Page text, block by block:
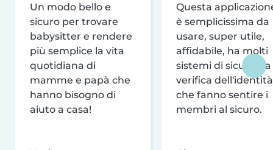
Un modo bello e
sicuro per trovare
babysitter e rendere
più semplice la vita
quotidiana di
mamme e papà che
hanno bisogno di
aiuto a casa!
Questa
è semplicissima da
usare, super utile,
affidabile, ha molti
sistemi di sicurezza
verifica dell'identità
che fanno sentire i
membri al sicuro.